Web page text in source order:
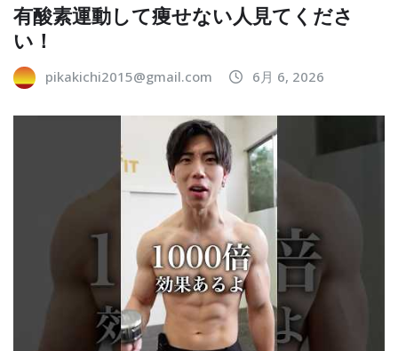
有酸素運動して痩せない人見てくださ
い！
pikakichi2015@gmail.com 6月 6, 2026